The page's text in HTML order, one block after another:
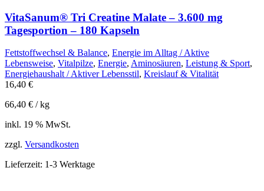
VitaSanum® Tri Creatine Malate – 3.600 mg
Tagesportion – 180 Kapseln
Fettstoffwechsel & Balance, Energie im Alltag / Aktive
Lebensweise, Vitalpilze, Energie, Aminosäuren, Leistung & Sport,
Energiehaushalt / Aktiver Lebensstil, Kreislauf & Vitalität
16,40 €
66,40 € /kg
inkl. 19 % MwSt.
zzgl. Versandkosten
Lieferzeit: 1-3 Werktage